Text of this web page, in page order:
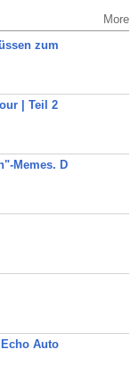
More
zum
| Teil 2
Memes. D
Echo Auto